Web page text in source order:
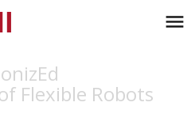
menu
Flexible Robots